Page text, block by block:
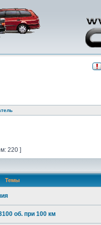
220 ]
Темы
об. при 100 км